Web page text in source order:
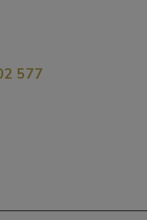
577